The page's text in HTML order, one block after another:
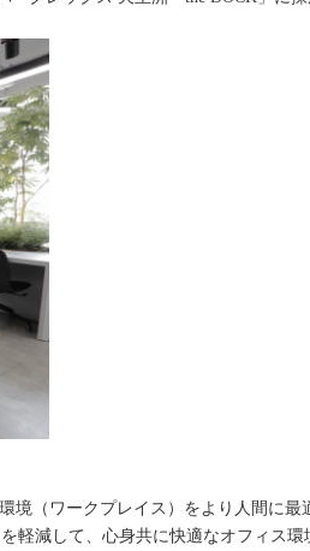
境（ワークプレイス）をより人間に
減して、心身共に快適なオフィス環